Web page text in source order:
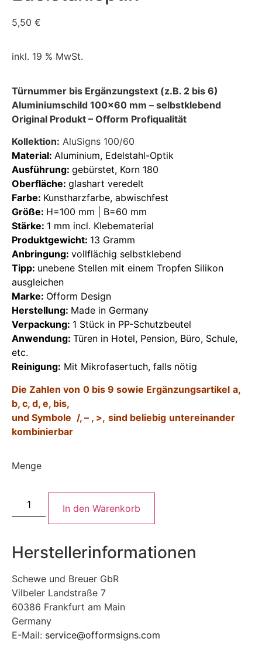
5,50 €
inkl. 19 % MwSt.
Türnummer bis Ergänzungstext (z.B. 2 bis 6)
Aluminiumschild 100×60 mm – selbstklebend
Original Produkt – Ofform Profiqualität
Kollektion: AluSigns 100/60
Material: Aluminium, Edelstahl-Optik
Ausführung: gebürstet, Korn 180
Oberfläche: glashart veredelt
Farbe: Kunstharzfarbe, abwischfest
Größe: H=100 mm | B=60 mm
Stärke: 1 mm incl. Klebematerial
Produktgewicht: 13 Gramm
Anbringung: vollflächig selbstklebend
Tipp: unebene Stellen mit einem Tropfen Silikon
ausgleichen
Marke: Ofform Design
Herstellung: Made in Germany
Verpackung: 1 Stück in PP-Schutzbeutel
Anwendung: Türen in Hotel, Pension, Büro, Schule,
etc.
Reinigung: Mit Mikrofasertuch, falls nötig
Die Zahlen von 0 bis 9 sowie Ergänzungsartikel a,
b, c, d, e, bis,
und Symbole /, – , >, sind beliebig untereinander
kombinierbar
Menge
In den Warenkorb
Herstellerinformationen
Schewe und Breuer GbR
Vilbeler Landstraße 7
60386 Frankfurt am Main
Germany
E-Mail: service@offormsigns.com